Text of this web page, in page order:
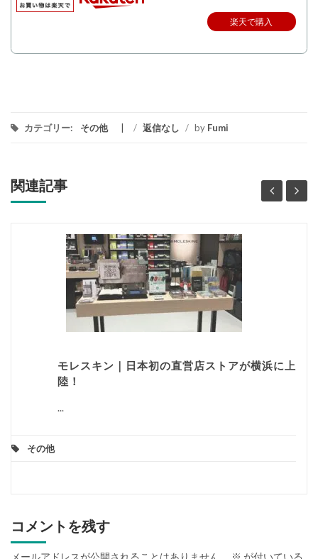
楽天で購入
カテゴリー: その他 / 返信なし / by Fumi
関連記事
モレスキン｜日本初の直営店ストアが横浜に上
陸！
...
その他
コメントを残す
メールアドレスが公開されることはありません。 ※ が付いている